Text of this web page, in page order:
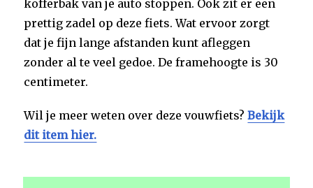
kofferbak van je auto stoppen. Ook zit er een
prettig zadel op deze fiets. Wat ervoor zorgt
dat je fijn lange afstanden kunt afleggen
zonder al te veel gedoe. De framehoogte is 30
centimeter.
Wil je meer weten over deze vouwfiets?Bekijk
dit item hier.